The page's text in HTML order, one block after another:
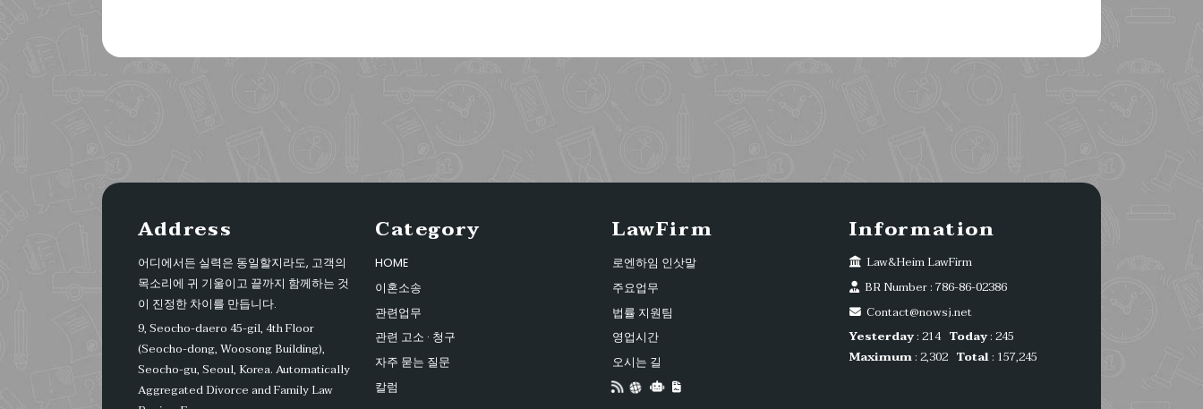
Address
어디에서든 실력은 동일할지라도, 고객의
목소리에 귀 기울이고 끝까지 함께하는 것
이 진정한 차이를 만듭니다.
9, Seocho-daero 45-gil, 4th Floor
(Seocho-dong, Woosong Building),
Seocho-gu, Seoul, Korea.Automatically
Aggregated Divorce and Family Law
Category
HOME
이혼소송
관련업무
관련 고소 · 청구
자주 묻는 질문
칼럼
LawFirm
로엔하임 인삿말
주요업무
법률 지원팀
영업시간
오시는 길
Information
Law&Heim LawFirm
BR Number : 786-86-02386
Contact@nowsj.net
Yesterday: 214 Today: 245
Maximum: 2,302 Total: 157,245